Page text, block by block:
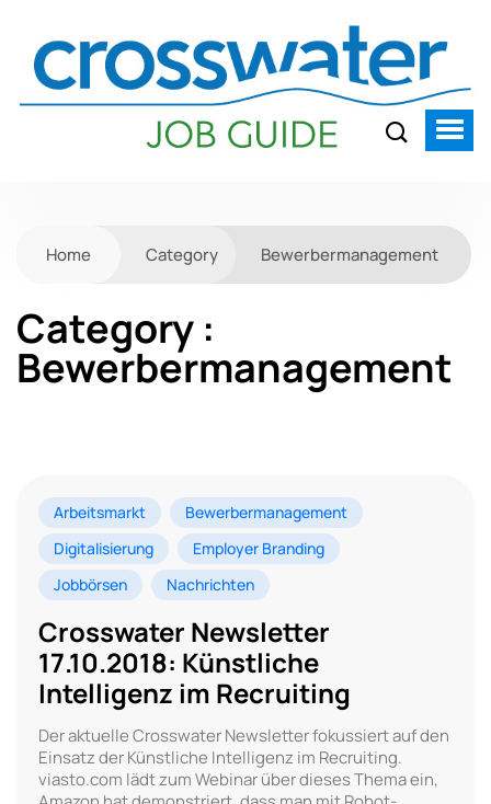
Home Category Bewerbermanagement
Category :
Bewerbermanagement
Arbeitsmarkt
Bewerbermanagement
Digitalisierung
Employer Branding
Jobbörsen
Nachrichten
Crosswater Newsletter
17.10.2018: Künstliche
Intelligenz im Recruiting
Der aktuelle Crosswater Newsletter fokussiert auf den
Einsatz der Künstliche Intelligenz im Recruiting.
viasto.com lädt zum Webinar über dieses Thema ein,